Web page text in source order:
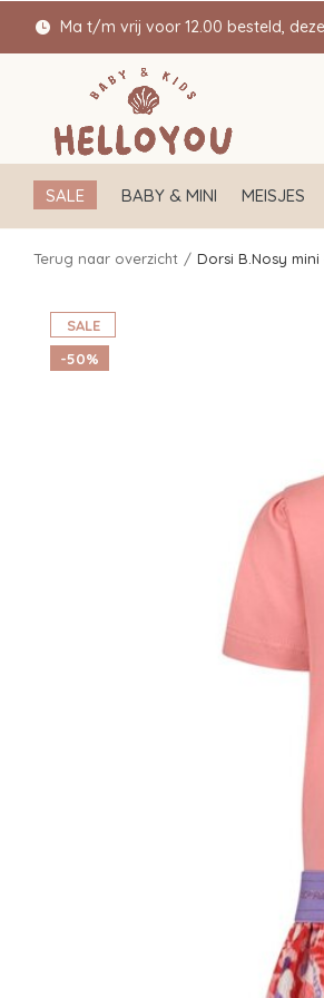
SALE BABY & MINI MEISJES
Ma t/m vrij voor 12.00 besteld,
Terug naar overzicht Dorsi B.Nosy
SALE
-50%